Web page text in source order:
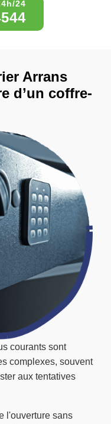
courants sont
complexes, souvent
aux tentatives
l'ouverture sans
Arrans
d’un coffre-